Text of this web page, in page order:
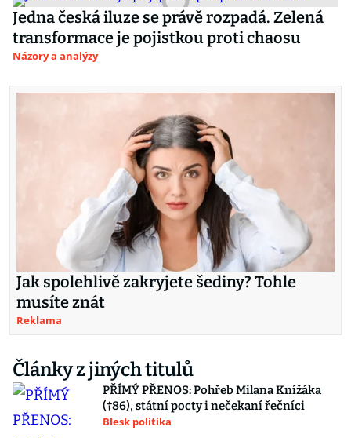
Jedna česká iluze se právě rozpadá. Zelená
transformace je pojistkou proti chaosu
Názory a analýzy
Jak spolehlivě zakryjete šediny? Tohle
musíte znát
Reklama
Články z jiných titulů
PŘÍMÝ PŘENOS: Pohřeb Milana Knížáka
(†86), státní pocty i nečekaní řečníci
Blesk politika